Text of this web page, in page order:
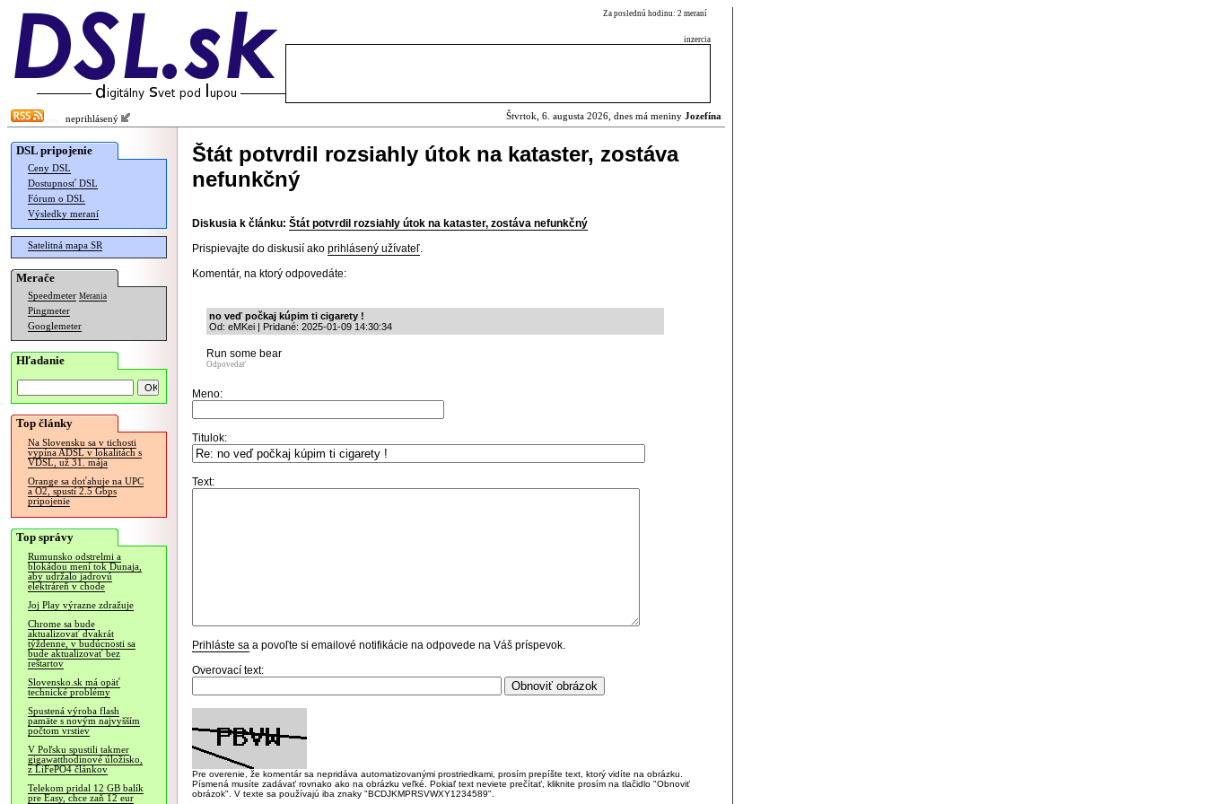
Za poslednú hodinu: 2 meraní
inzercia
neprihlásený Štvrtok, 6. augusta 2026, dnes má meniny Jozefína
DSL pripojenie
Ceny DSL
Dostupnosť DSL
Fórum o DSL
Výsledky meraní
Satelitná mapa SR
Merače
Speedmeter Merania
Pingmeter
Googlemeter
Hľadanie
Top články
Na Slovensku sa v tichosti
vypína ADSL v lokalitách s
VDSL, už 31. mája
Orange sa doťahuje na UPC
a O2, spustí 2.5 Gbps
pripojenie
Top správy
Rumunsko odstrelmi a
blokádou mení tok Dunaja,
aby udržalo jadrovú
elektráreň v chode
Joj Play výrazne zdražuje
Chrome sa bude
aktualizovať dvakrát
týždenne, v budúcnosti sa
bude aktualizovať bez
reštartov
Slovensko.sk má opäť
technické problémy
Spustená výroba flash
pamäte s novým najvyšším
počtom vrstiev
V Poľsku spustili takmer
gigawatthodinové úložisko,
z LiFePO4 článkov
Telekom pridal 12 GB balík
pre Easy, chce zaň 12 eur
Štát potvrdil rozsiahly útok na kataster, zostáva
nefunkčný
Diskusia k článku: Štát potvrdil rozsiahly útok na kataster, zostáva nefunkčný
Prispievajte do diskusií ako prihlásený užívateľ.
Komentár, na ktorý odpovedáte:
no veď počkaj kúpim ti cigarety !
Od: eMKei | Pridané: 2025-01-09 14:30:34
Run some bear
Odpovedať
Meno:
Titulok:
Text:
Prihláste sa a povoľte si emailové notifikácie na odpovede na Váš príspevok.
Overovací text:
Pre overenie, že komentár sa nepridáva automatizovanými prostriedkami, prosím prepíšte text, ktorý vidíte na obrázku.
Písmená musíte zadávať rovnako ako na obrázku veľké. Pokiaľ text neviete prečítať, kliknite prosím na tlačidlo "Obnoviť
obrázok". V texte sa používajú iba znaky "BCDJKMPRSVWXY1234589".